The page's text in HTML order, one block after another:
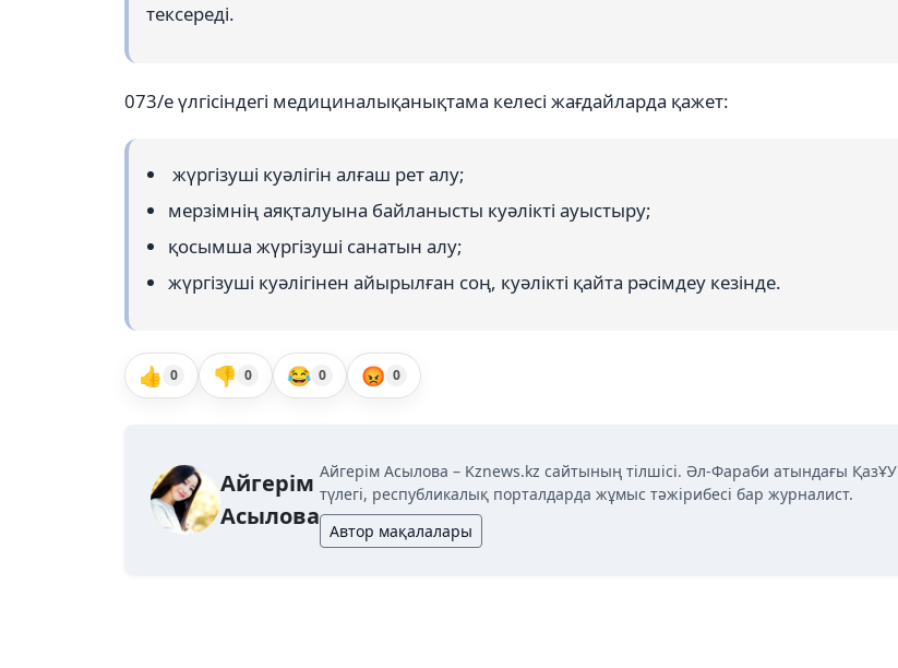
тексереді.
073/е үлгісіндегі медициналықанықтама келесі жағдайларда қажет:
жүргізуші куәлігін алғаш рет алу;
мерзімнің аяқталуына байланысты куәлікті ауыстыру;
қосымша жүргізуші санатын алу;
жүргізуші куәлігінен айырылған соң, куәлікті қайта рәсімдеу кезінде.
👍 0 👎 0 😂 0 😡 0
Айгерім
Асылова
Айгерім Асылова – Kznews.kz сайтының тілшісі. Әл-Фараби атындағы ҚазҰУ
түлегі, республикалық порталдарда жұмыс тәжірибесі бар журналист.
Автор мақалалары